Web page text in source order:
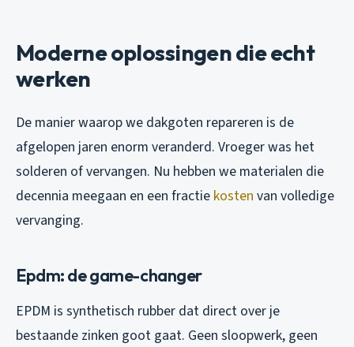
Moderne oplossingen die echt
werken
De manier waarop we dakgoten repareren is de
afgelopen jaren enorm veranderd. Vroeger was het
solderen of vervangen. Nu hebben we materialen die
decennia meegaan en een fractie kosten van volledige
vervanging.
Epdm: de game-changer
EPDM is synthetisch rubber dat direct over je
bestaande zinken goot gaat. Geen sloopwerk, geen